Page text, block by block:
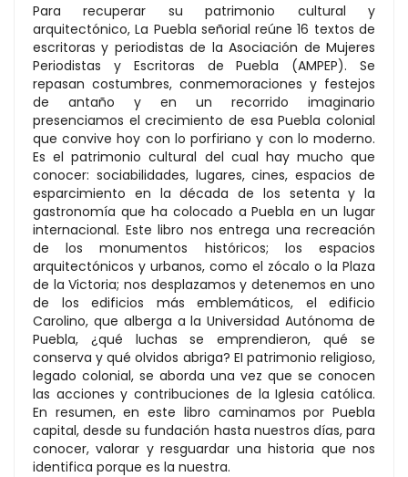
Para recuperar su patrimonio cultural y
arquitectónico, La Puebla señorial reúne 16 textos de
escritoras y periodistas de la Asociación de Mujeres
Periodistas y Escritoras de Puebla (AMPEP). Se
repasan costumbres, conmemoraciones y festejos
de antaño y en un recorrido imaginario
presenciamos el crecimiento de esa Puebla colonial
que convive hoy con lo porfiriano y con lo moderno.
Es el patrimonio cultural del cual hay mucho que
conocer: sociabilidades, lugares, cines, espacios de
esparcimiento en la década de los setenta y la
gastronomía que ha colocado a Puebla en un lugar
internacional. Este libro nos entrega una recreación
de los monumentos históricos; los espacios
arquitectónicos y urbanos, como el zócalo o la Plaza
de la Victoria; nos desplazamos y detenemos en uno
de los edificios más emblemáticos, el edificio
Carolino, que alberga a la Universidad Autónoma de
Puebla, ¿qué luchas se emprendieron, qué se
conserva y qué olvidos abriga? EI patrimonio religioso,
legado colonial, se aborda una vez que se conocen
las acciones y contribuciones de la Iglesia católica.
En resumen, en este libro caminamos por Puebla
capital, desde su fundación hasta nuestros días, para
conocer, valorar y resguardar una historia que nos
identifica porque es la nuestra.